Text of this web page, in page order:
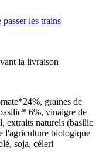
les trains
la livraison
graines de
6%, vinaigre de
extraits naturels (basilic
l'agriculture biologique
soja, céleri